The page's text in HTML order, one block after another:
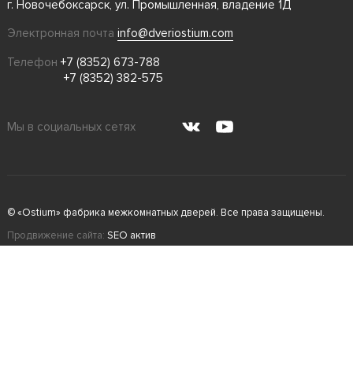
г. Новочебоксарск, ул. Промышленная, владение 1Д
Электронная почта info@dveriostium.com
Телефон +7 (8352) 673-788
+7 (8352) 382-575
Мы в социальных сетях
© «Ostium» фабрика межкомнатных дверей. Все права защищены.
Продвижение сайта: SEO актив